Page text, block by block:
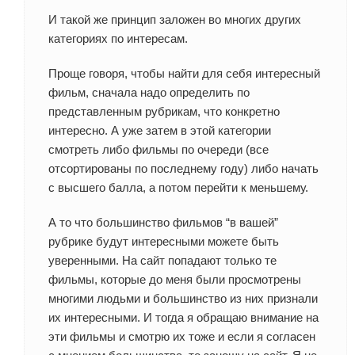
И такой же принцип заложен во многих других
категориях по интересам.
Проще говоря, чтобы найти для себя интересный
фильм, сначала надо определить по
представленным рубрикам, что конкретно
интересно. А уже затем в этой категории
смотреть либо фильмы по очереди (все
отсортированы по последнему году) либо начать
с высшего балла, а потом перейти к меньшему.
А то что большинство фильмов “в вашей”
рубрике будут интересными можете быть
уверенными. На сайт попадают только те
фильмы, которые до меня были просмотрены
многими людьми и большинство из них признали
их интересными. И тогда я обращаю внимание на
эти фильмы и смотрю их тоже и если я согласен